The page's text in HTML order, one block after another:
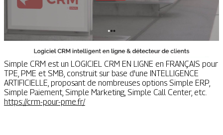
Simple CRM est un LOGICIEL CRM EN LIGNE en FRANÇAIS pour
TPE, PME et SMB, construit sur base d'une INTELLIGENCE
ARTIFICIELLE, proposant de nombreuses options Simple ERP,
Simple Paiement, Simple Marketing, Simple Call Center, etc.
https://crm-pour-pme.fr/